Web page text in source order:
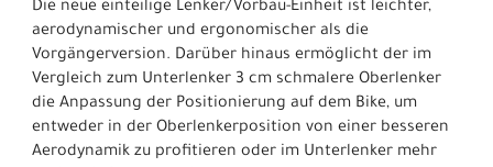
Die neue einteilige Lenker/Vorbau-Einheit ist leichter,
aerodynamischer und ergonomischer als die
Vorgängerversion. Darüber hinaus ermöglicht der im
Vergleich zum Unterlenker 3 cm schmalere Oberlenker
die Anpassung der Positionierung auf dem Bike, um
entweder in der Oberlenkerposition von einer besseren
Aerodynamik zu profitieren oder im Unterlenker mehr